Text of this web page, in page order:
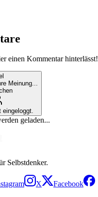
einen Kommentar hinterlässt!
Meinung...
eingeloggt.
geladen...
Selbstdenker.
X Facebook